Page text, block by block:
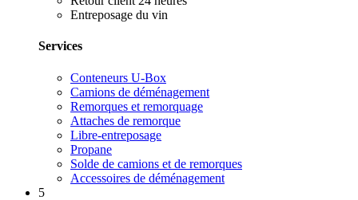
Entreposage du vin
Services
Conteneurs U-Box
Camions de déménagement
Remorques et remorquage
Attaches de remorque
Libre-entreposage
Propane
Solde de camions et de remorques
Accessoires de déménagement
5